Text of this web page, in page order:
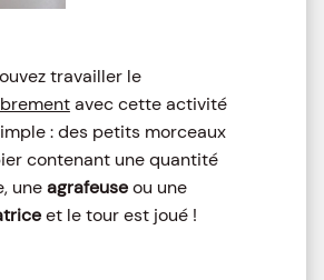
travailler le
avec cette activité
: des petits morceaux
contenant une quantité
uneagrafeuseou une
et le tour est joué !